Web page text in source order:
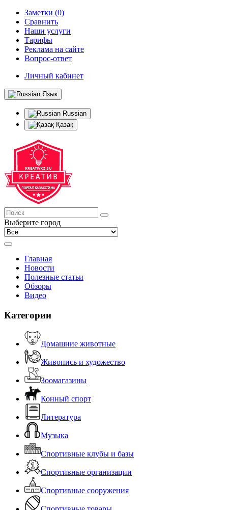
Заметки (0)
Сравнить
Наши услуги
Тарифы
Реклама на сайте
Вопрос-ответ
Личный кабинет
Язык
Russian
Қазақ
Выберите город
Главная
Новости
Полезные статьи
Обзоры
Видео
Категории
Домашние животные
Живопись и художество
Зоомагазины
Конный спорт
Литература
Музыка
Спортивные клубы и базы
Спортивные организации
Спортивные сооружения